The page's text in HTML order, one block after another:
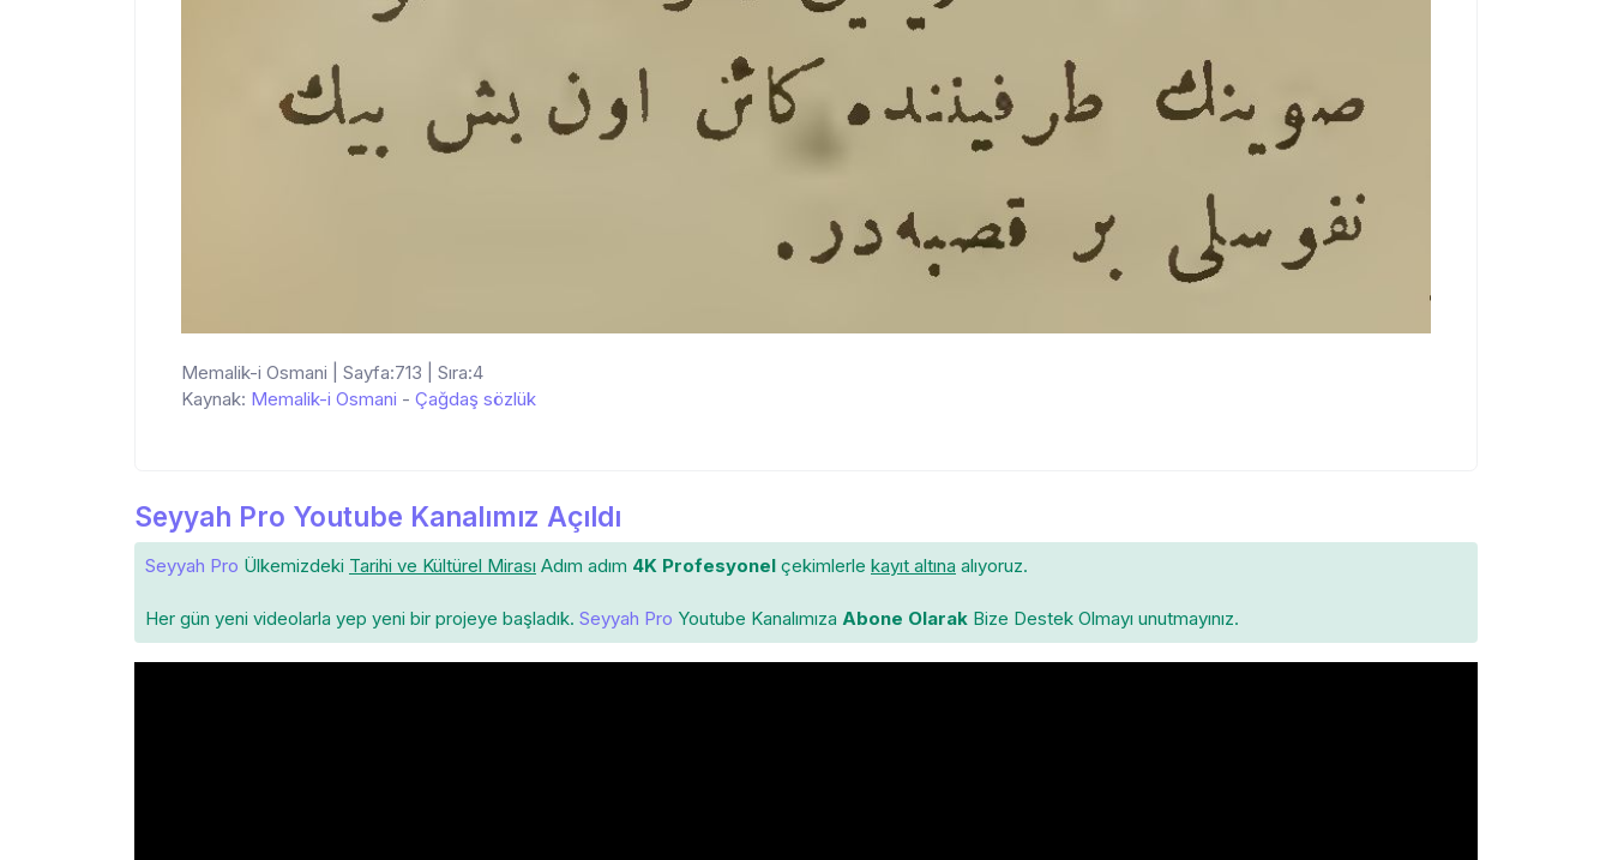
Memalik-i Osmani | Sayfa:713 | Sıra:4
Kaynak: Memalik-i Osmani - Çağdaş sözlük
Seyyah Pro Youtube Kanalımız Açıldı
Seyyah Pro Ülkemizdeki Tarihi ve Kültürel Mirası Adım adım 4K Profesyonel çekimlerle kayıt altına alıyoruz.
Her gün yeni videolarla yep yeni bir projeye başladık. Seyyah Pro Youtube Kanalımıza Abone Olarak Bize Destek Olmayı unutmayınız.